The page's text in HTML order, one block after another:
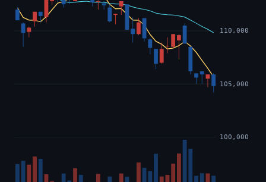
100,000
105,000
110,000